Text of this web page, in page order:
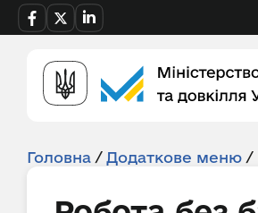
Головна / Додаткове меню /